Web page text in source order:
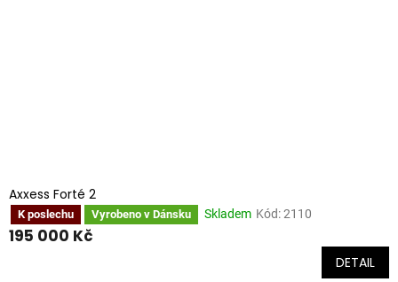
Axxess Forté 2
K poslechu Vyrobeno v Dánsku Skladem Kód:2110
195 000 Kč
DETAIL